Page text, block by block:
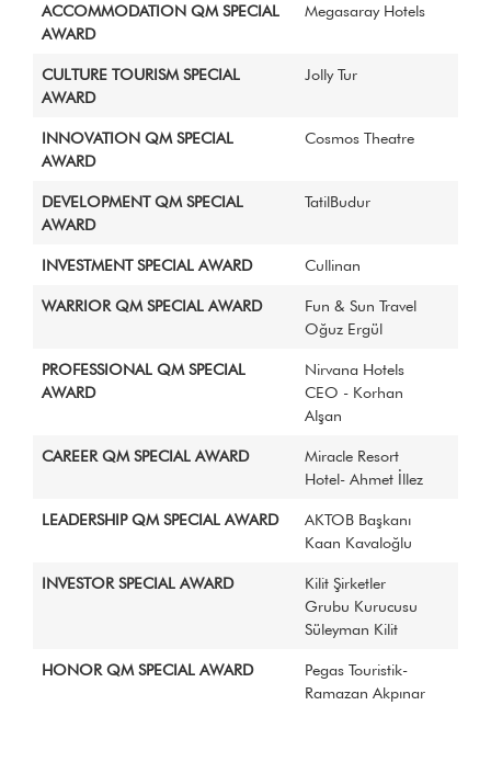
ACCOMMODATION QM SPECIAL
AWARD
Megasaray Hotels
CULTURE TOURISM SPECIAL
AWARD
Jolly Tur
INNOVATION QM SPECIAL
AWARD
Cosmos Theatre
DEVELOPMENT QM SPECIAL
AWARD
TatilBudur
INVESTMENT SPECIAL AWARD Cullinan
WARRIOR QM SPECIAL AWARD
Fun & Sun Travel
Oğuz Ergül
PROFESSIONAL QM SPECIAL
AWARD
Nirvana Hotels
CEO - Korhan
Alşan
CAREER QM SPECIAL AWARD
Miracle Resort
Hotel- Ahmet İllez
LEADERSHIP QM SPECIAL AWARD
AKTOB Başkanı
Kaan Kavaloğlu
INVESTOR SPECIAL AWARD
Kilit Şirketler
Grubu Kurucusu
Süleyman Kilit
HONOR QM SPECIAL AWARD
Pegas Touristik-
Ramazan Akpınar